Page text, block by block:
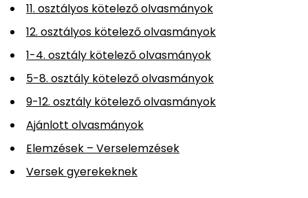
11. osztályos kötelező olvasmányok
12. osztályos kötelező olvasmányok
1-4. osztály kötelező olvasmányok
5-8. osztály kötelező olvasmányok
9-12. osztály kötelező olvasmányok
Ajánlott olvasmányok
Elemzések – Verselemzések
Versek gyerekeknek